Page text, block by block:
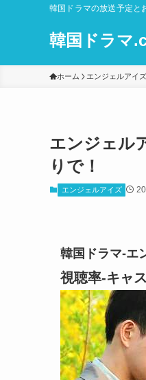
韓国ドラマの放送予定と
韓国ドラマ
ホーム エンジェルアイズ
エンジェル
りで！
エンジェルアイズ
韓国ドラマ-エ
視聴率-キャ